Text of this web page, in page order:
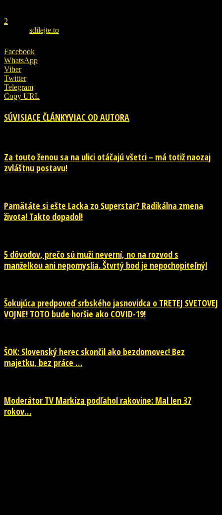
2
sdilejte.to
Facebook
WhatsApp
Viber
Twitter
Telegram
Copy URL
SÚVISIACE ČLÁNKYVIAC OD AUTORA
Za touto ženou sa na ulici otáčajú všetci – má totiž naozaj
zvláštnu postavu!
Pamätáte si ešte Lacka zo Superstar? Radikálna zmena
života! Takto dopadol!
5 dôvodov, prečo sú muži neverní, no na rozvod s
manželkou ani nepomyslia. Štvrtý bod je nepochopiteľný!
Šokujúca predpoveď srbského jasnovidca o TRETEJ SVETOVEJ
VOJNE! TOTO bude horšie ako COVID-19!
ŠOK: Slovenský herec skončil ako bezdomovec! Bez
majetku, bez práce …
Moderátor TV Markíza podľahol rakovine: Mal len 37
rokov…